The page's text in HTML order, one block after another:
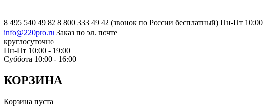
8 495 540 49 82 8 800 333 49 42 (звонок по России бесплатный) Пн-Пт 10:00
info@220pro.ru Заказ по эл. почте
круглосуточно
Пн-Пт 10:00 - 19:00
Суббота 10:00 - 16:00
КОРЗИНА
Корзина пуста